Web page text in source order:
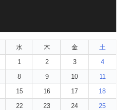
水 木 金
土
1 2 3
4
8 9 10
11
15 16 17
18
22 23 24
25